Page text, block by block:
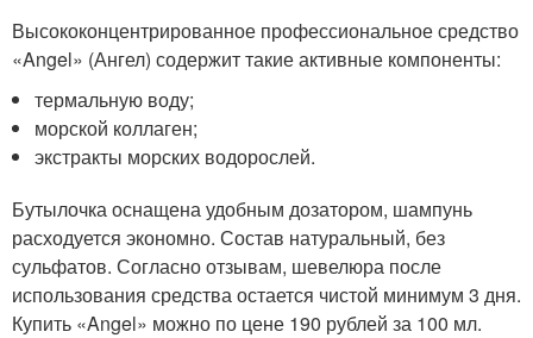
Высококонцентрированное профессиональное средство
«Angel» (Ангел) содержит такие активные компоненты:
термальную воду;
морской коллаген;
экстракты морских водорослей.
Бутылочка оснащена удобным дозатором, шампунь
расходуется экономно. Состав натуральный, без
сульфатов. Согласно отзывам, шевелюра после
использования средства остается чистой минимум 3 дня.
Купить «Angel» можно по цене 190 рублей за 100 мл.